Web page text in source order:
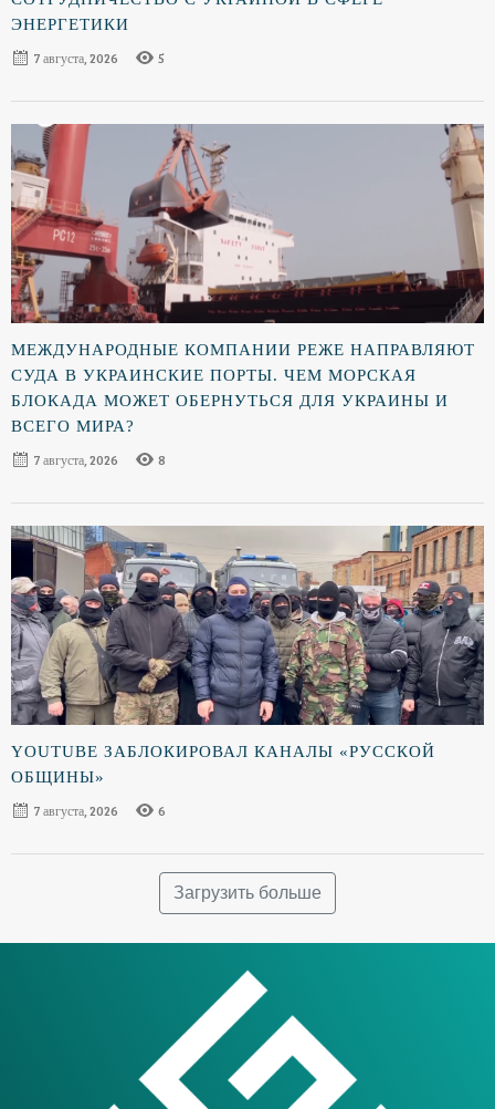
ЭНЕРГЕТИКИ
7 августа, 2026
5
МЕЖДУНАРОДНЫЕ КОМПАНИИ РЕЖЕ НАПРАВЛЯЮТ
СУДА В УКРАИНСКИЕ ПОРТЫ. ЧЕМ МОРСКАЯ
БЛОКАДА МОЖЕТ ОБЕРНУТЬСЯ ДЛЯ УКРАИНЫ И
ВСЕГО МИРА?
7 августа, 2026
8
YOUTUBE ЗАБЛОКИРОВАЛ КАНАЛЫ «РУССКОЙ
ОБЩИНЫ»
7 августа, 2026
6
Загрузить больше